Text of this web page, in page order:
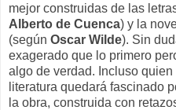
mejor construidas de las
Alberto de Cuenca) y la
(según Oscar Wilde). Sin
exagerado que lo primero
algo de verdad. Incluso
literatura quedará fascinado
la obra, construida con